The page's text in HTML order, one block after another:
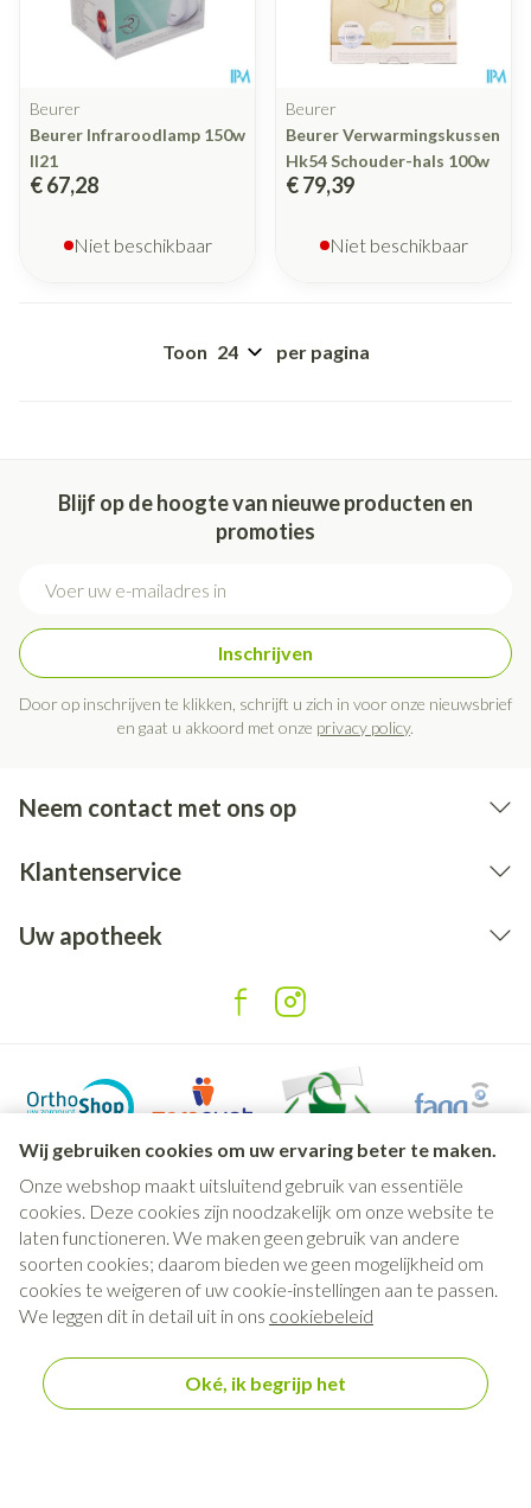
Wij gebruiken cookies om uw ervaring beter te maken.
Onze webshop maakt uitsluitend gebruik van essentiële
cookies. Deze cookies zijn noodzakelijk om onze website te
laten functioneren. We maken geen gebruik van andere
soorten cookies; daarom bieden we geen mogelijkheid om
cookies te weigeren of uw cookie-instellingen aan te passen.
We leggen dit in detail uit in ons cookiebeleid
Oké, ik begrijp het
Beurer
Beurer Infraroodlamp 150w
Il21
€ 67,28
Niet beschikbaar
Beurer
Beurer Verwarmingskussen
Hk54 Schouder-hals 100w
€ 79,39
Niet beschikbaar
Toon per pagina
Blijf op de hoogte van nieuwe producten en
promoties
Inschrijven
Door op inschrijven te klikken, schrijft u zich in voor onze nieuwsbrief
en gaat u akkoord met onze privacy policy.
Neem contact met ons op
Klantenservice
Uw apotheek
Juridische links